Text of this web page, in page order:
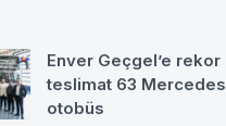
Enver Geçgel’e rekor
teslimat 63 Mercedes
otobüs